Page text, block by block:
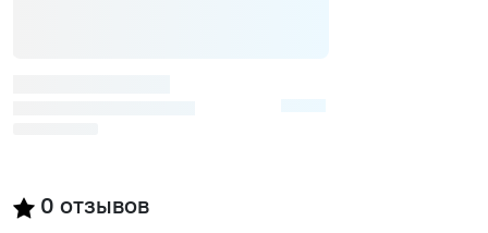
0 отзывов